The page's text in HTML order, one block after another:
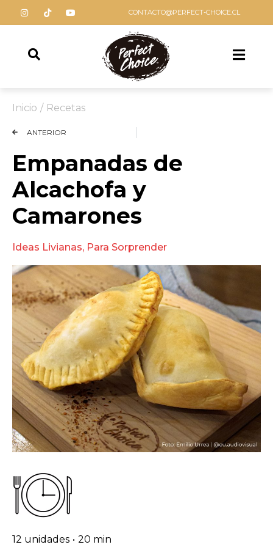
CONTACTO@PERFECT-CHOICE.CL
Inicio / Recetas
ANTERIOR
Empanadas de
Alcachofa y
Camarones
Ideas Livianas, Para Sorprender
12 unidades • 20 min